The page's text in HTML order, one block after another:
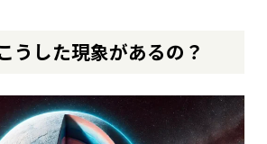
うした現象があるの？